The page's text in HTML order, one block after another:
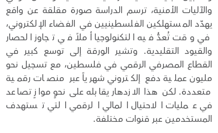
والآليات الأمنية، ترسم الدراسة صورة مقلقة عن واقع
يهدّد المستهلكين الفلسطينيين في الفضاء الإلكتروني،
في وقت تُعدُّ فيه التكنولوجيا أملاً في تجاوز الحصار
والقيود التقليدية. وتشير الورقة إلى توسع كبير في
القطاع المصرفي الرقمي في فلسطين، مع تسجيل نحو
مليون عملية دفع إلكتروني شهرياً عبر منصات رقمية
متعددة. لكن هذا الازدهار يقابله على نحوٍ موازٍ تصاعد
في عمليات الاحتيال المالي الرقمي التي تستهدف
المستخدمين عبر قنوات مختلفة.